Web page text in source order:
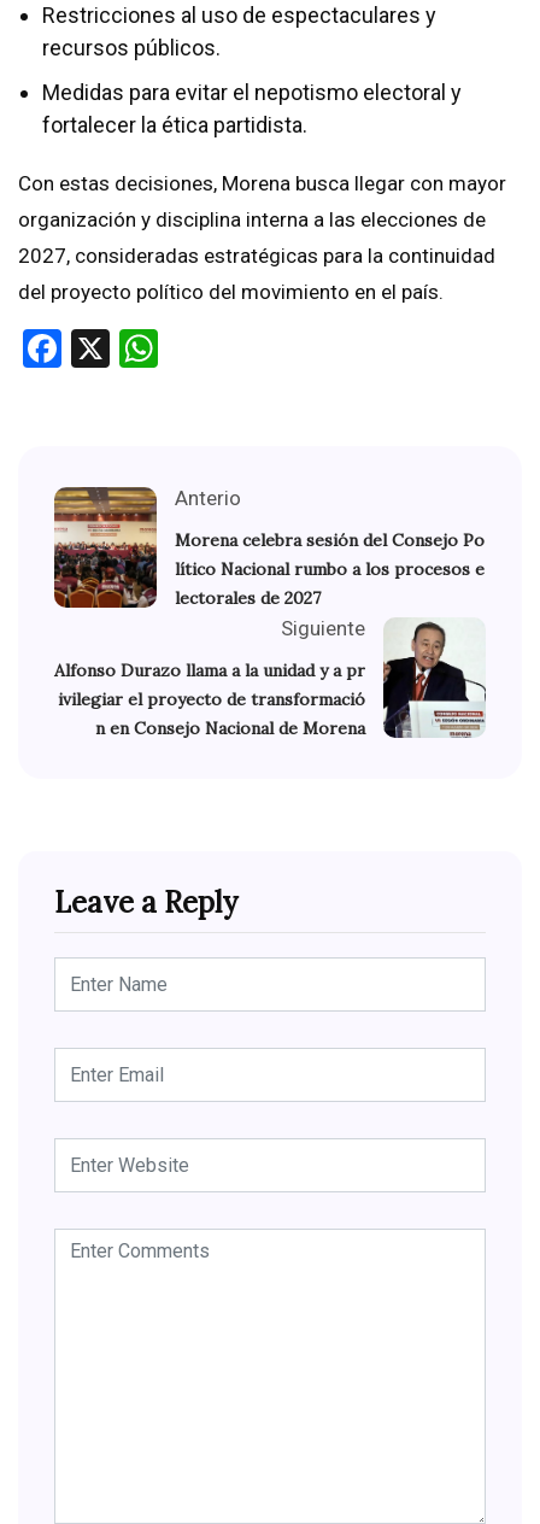
Restricciones al uso de espectaculares y
recursos públicos.
Medidas para evitar el nepotismo electoral y
fortalecer la ética partidista.
Con estas decisiones, Morena busca llegar con mayor
organización y disciplina interna a las elecciones de
2027, consideradas estratégicas para la continuidad
del proyecto político del movimiento en el país.
Facebook
X
Anterio
Morena celebra sesión del Consejo Po
lítico Nacional rumbo a los procesos e
lectorales de 2027
Siguiente
Alfonso Durazo llama a la unidad y a pr
ivilegiar el proyecto de transformació
n en Consejo Nacional de Morena
Leave a Reply